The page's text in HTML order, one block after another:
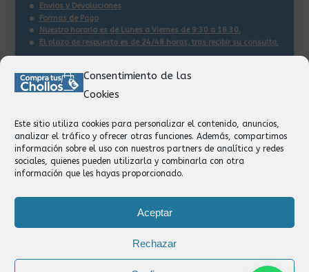
Consentimiento de las
Cookies
Este sitio utiliza cookies para personalizar el contenido, anuncios,
analizar el tráfico y ofrecer otras funciones. Además, compartimos
información sobre el uso con nuestros partners de analítica y redes
sociales, quienes pueden utilizarla y combinarla con otra
información que les hayas proporcionado.
Aceptar
Rechazar
Envios y Devoluciones
Formas de Pago
Nuestro horario es de Lunes a Viernes de 9:30 a 18:30.
El plazo de respuesta es de 24/48 horas, tras recibir su consulta.
Contacto:
Facturación
Devoluciones
Privacidad
Formas de Pago